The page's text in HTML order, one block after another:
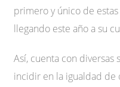
primero y único de
llegando este año a su
Así, cuenta con diversas
incidir en la igualdad